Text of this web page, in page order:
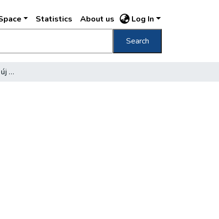
Statistics About us Log In
Search
A Szabó Ervin-könyvtár új fiókja